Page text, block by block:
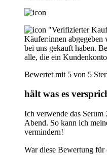
"Verifizierter
Käufer:innen abgegeben
bei uns gekauft haben.
alle, die ein
Bewertet mit 5 von 5
hält was es
Ich verwende das
Abend. So kann ich
vermindern!
War diese Bewertung